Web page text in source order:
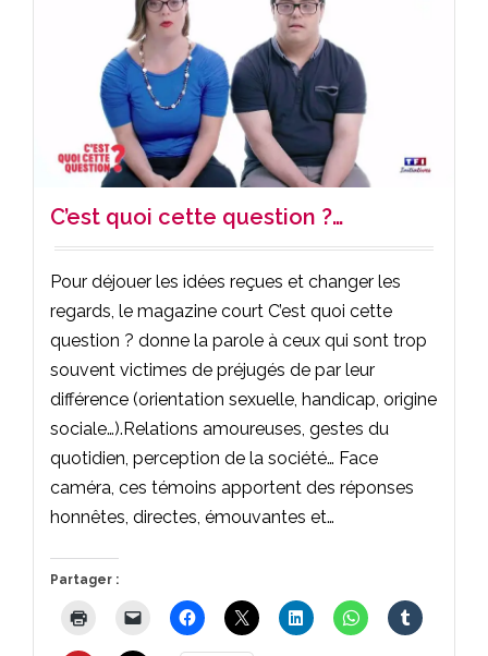
C’est quoi cette question ?…
Pour déjouer les idées reçues et changer les
regards, le magazine court C’est quoi cette
question ? donne la parole à ceux qui sont trop
souvent victimes de préjugés de par leur
différence (orientation sexuelle, handicap, origine
sociale…).Relations amoureuses, gestes du
quotidien, perception de la société… Face
caméra, ces témoins apportent des réponses
honnêtes, directes, émouvantes et…
Partager :